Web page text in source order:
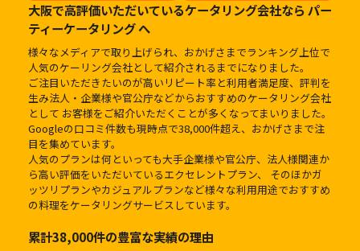
大阪で高評価いただいているケータリング会社なら パー
ティーケータリング へ
様々なメディアで取り上げられ、おかげさまでランキング上位で
人気のケーリング会社として紹介されるまでになりました。
ご注目いただきたいのが高いリピート率と利用者満足度、評判を
生み法人・企業様や官公庁などからおすすめのケータリング会社
として お客様をご紹介いただくことが多くなってまいりました。
Googleの口コミ件数も現時点で38,000件超え、おかげさまで注
目を集めています。
人気のプランは何といっても大手企業様や官公庁、法人様関連か
ら高い評価をいただいているエクセレントプラン、 そのほかガ
ッツリプランやカジュアルプランなど様々な利用用途でおすすめ
の料理をケータリングサービスしています。
累計38,000件の豊富な実績の理由